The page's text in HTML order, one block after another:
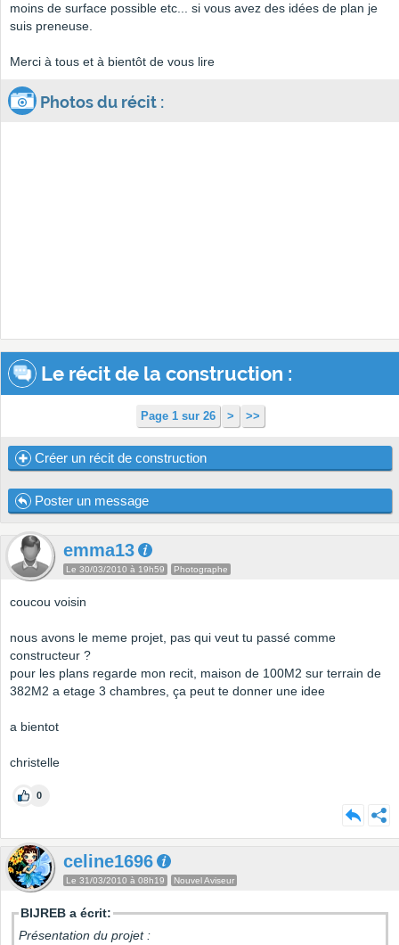
moins de surface possible etc... si vous avez des idées de plan je
suis preneuse.
Merci à tous et à bientôt de vous lire
Photos du récit :
Le récit de la construction :
Page 1 sur 26 > >>
Créer un récit de construction
Poster un message
emma13
Le 30/03/2010 à 19h59 Photographe
coucou voisin
nous avons le meme projet, pas qui veut tu passé comme
constructeur ?
pour les plans regarde mon recit, maison de 100M2 sur terrain de
382M2 a etage 3 chambres, ça peut te donner une idee
a bientot
christelle
0
celine1696
Le 31/03/2010 à 08h19 Nouvel Aviseur
BIJREB a écrit:
Présentation du projet :